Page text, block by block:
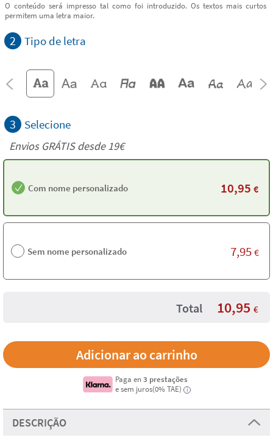
O conteúdo será impresso tal como foi introduzido. Os textos mais curtos
permitem uma letra maior.
2 Tipo de letra
3 Selecione
Envios GRÁTIS desde 19€
Com nome personalizado 10,95 €
Sem nome personalizado 7,95 €
Total 10,95 €
Paga en3 prestações
e sem juros(0% TAE)
i
DESCRIÇÃO